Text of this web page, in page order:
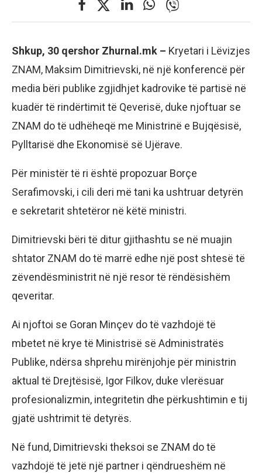
Shkup, 30 qershor Zhurnal.mk – Kryetari i Lëvizjes
ZNAM, Maksim Dimitrievski, në një konferencë për
media bëri publike zgjidhjet kadrovike të partisë në
kuadër të rindërtimit të Qeverisë, duke njoftuar se
ZNAM do të udhëheqë me Ministrinë e Bujqësisë,
Pylltarisë dhe Ekonomisë së Ujërave.
Për ministër të ri është propozuar Borçe
Serafimovski, i cili deri më tani ka ushtruar detyrën
e sekretarit shtetëror në këtë ministri.
Dimitrievski bëri të ditur gjithashtu se në muajin
shtator ZNAM do të marrë edhe një post shtesë të
zëvendësministrit në një resor të rëndësishëm
qeveritar.
Ai njoftoi se Goran Minçev do të vazhdojë të
mbetet në krye të Ministrisë së Administratës
Publike, ndërsa shprehu mirënjohje për ministrin
aktual të Drejtësisë, Igor Filkov, duke vlerësuar
profesionalizmin, integritetin dhe përkushtimin e tij
gjatë ushtrimit të detyrës.
Në fund, Dimitrievski theksoi se ZNAM do të
vazhdojë të jetë një partner i qëndrueshëm në